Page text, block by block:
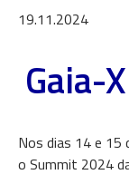
19.11.2024
Gaia-
Nos dias 14 e 15
o Summit 2024